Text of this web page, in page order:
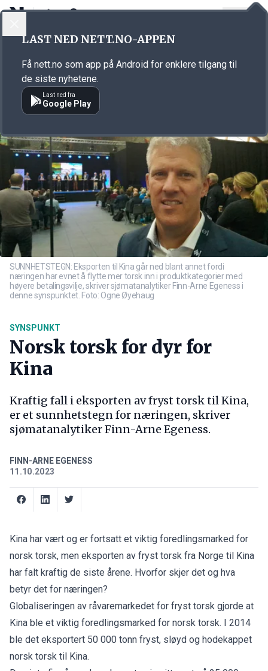
Annonsørinnhold
SUNNHETSTEGN: Eksporten til Kina går ned blant annet fordi
næringen har evnet å flytte mer torsk inn i produktkategorier med
høyere betalingsvilje, skriver sjømatanalytiker Finn-Arne Egeness i
denne synspunktet. Foto: Ogne Øyehaug
SYNSPUNKT
Norsk torsk for dyr for
Kina
Kraftig fall i eksporten av fryst torsk til Kina,
er et sunnhetstegn for næringen, skriver
sjømatanalytiker Finn-Arne Egeness.
FINN-ARNE EGENESS
11.10.2023
Kina har vært og er fortsatt et viktig foredlingsmarked for
norsk torsk, men eksporten av fryst torsk fra Norge til Kina
har falt kraftig de siste årene. Hvorfor skjer det og hva
betyr det for næringen?
Globaliseringen av råvaremarkedet for fryst torsk gjorde at
Kina ble et viktig foredlingsmarked for norsk torsk. I 2014
ble det eksportert 50 000 tonn fryst, sløyd og hodekappet
norsk torsk til Kina.
LAST NED NETT.NO-APPEN
Få nett.no som app på Android for enklere tilgang til
de siste nyhetene.
Last ned fra
Google Play